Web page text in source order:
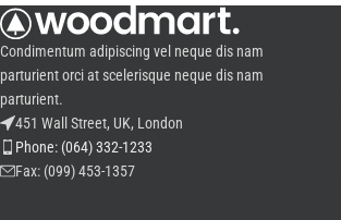
Condimentum adipiscing vel neque dis nam
parturient orci at scelerisque neque dis nam
parturient.
451 Wall Street, UK, London
Phone: (064) 332-1233
Fax: (099) 453-1357